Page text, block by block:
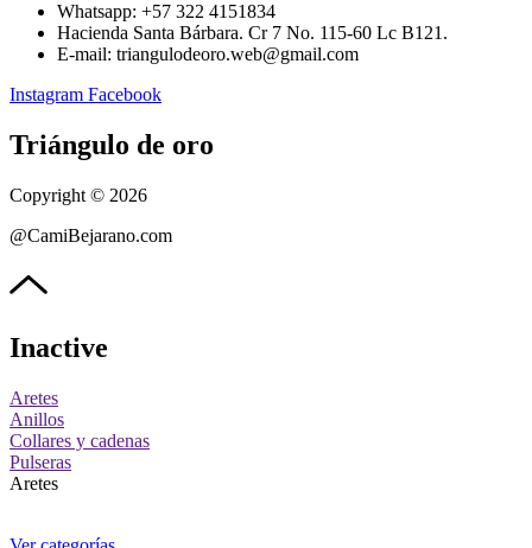
Whatsapp: ‪+57 322 4151834‬
Hacienda Santa Bárbara. Cr 7 No. 115-60 Lc B121.
E-mail: triangulodeoro.web@gmail.com
Instagram Facebook
Triángulo de oro
Copyright © 2026
@CamiBejarano.com
Inactive
Aretes
Anillos
Collares y cadenas
Pulseras
Aretes